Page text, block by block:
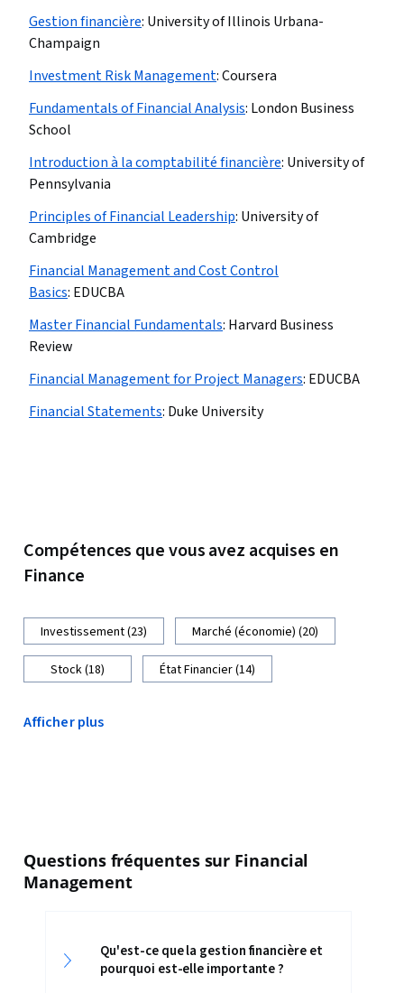
Gestion financière: University of Illinois Urbana-
Champaign
Investment Risk Management:Coursera
Fundamentals of Financial Analysis: London Business
School
Introduction à la comptabilité financière: University of
Pennsylvania
Principles of Financial Leadership: University of
Cambridge
Financial Management and Cost Control
Basics: EDUCBA
Master Financial Fundamentals: Harvard Business
Review
Financial Management for Project Managers: EDUCBA
Financial Statements: Duke University
Compétences que vous avez acquises en
Finance
Investissement (23) Marché (économie) (20)
Stock (18) État Financier (14)
Afficher plus
Questions fréquentes sur Financial
Management
Qu'est-ce que la gestion financière et
pourquoi est-elle importante ?